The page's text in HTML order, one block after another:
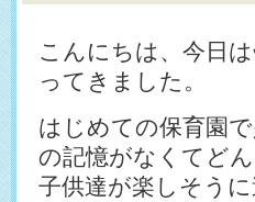
こんにちは、今日
ってきました。
はじめての保育園
の記憶がなくてど
子供達が楽しそう